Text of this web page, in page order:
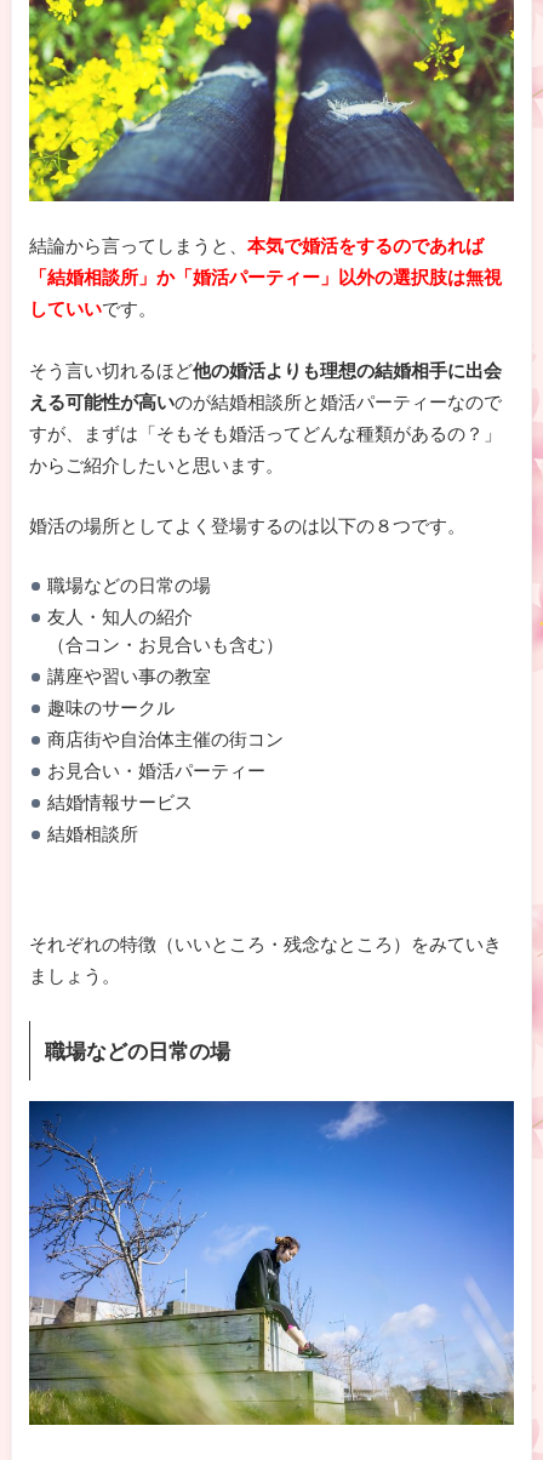
結論から言ってしまうと、 本気で婚活をするのであれば
「結婚相談所」か「婚活パーティー」以外の選択肢は無視
していいです。
そう言い切れるほど他の婚活よりも理想の結婚相手に出会
える可能性が高いのが結婚相談所と婚活パーティーなので
すが、まずは「そもそも婚活ってどんな種類があるの？」
からご紹介したいと思います。
婚活の場所としてよく登場するのは以下の８つです。
職場などの日常の場
友人・知人の紹介
（合コン・お見合いも含む）
講座や習い事の教室
趣味のサークル
商店街や自治体主催の街コン
お見合い・婚活パーティー
結婚情報サービス
結婚相談所
それぞれの特徴（いいところ・残念なところ）をみていき
ましょう。
職場などの日常の場